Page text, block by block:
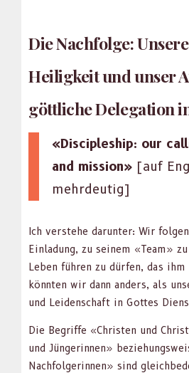
Die Nachfolge:
Heiligkeit und unser
göttliche Delegation
«Dis­ci­ple­ship: our
and mis­sion» [auf
mehrdeutig]
Ich ver­ste­he darunter: Wir
Ein­ladung, zu seinem «Team»
Leben führen zu dür­fen, das
kön­nten wir dann anders, als
und Lei­den­schaft in Gottes
Die Begriffe «Chris­ten und
und Jün­gerin­nen»
Nach­fol­gerin­nen» sind